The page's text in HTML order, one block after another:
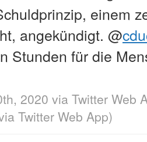
einem
angekündigt. @
Stunden für die
2020 via Twitter Web
Twitter Web App)